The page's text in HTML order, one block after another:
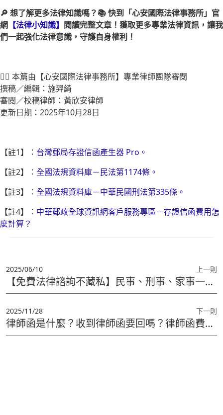
🔎 想了解更多法律知識嗎？📚 快到「心安國際法律事務所」官
網 【法律小知識】 閱讀完整文章！獲取更多專業法律資訊，讓我
們一起強化法律意識，守護自身權利！
👩‍⚖️ 本篇由【心安國際法律事務所】專業律師團隊審閱
撰稿／編輯：施羿綺
審閱／校稿律師：黃欣安律師
更新日期：2025年10月28日
【註1】： 台灣郵局存證信函產生器 Pro。
【註2】： 全國法規資料庫－民法第1174條。
【註3】： 全國法規資料庫－中華民國刑法第335條。
【註4】： 中華郵政全球資訊網客戶服務專區－存證信函費用怎
麼計算？
2025/06/10 上一則
【免費法律諮詢不藏私】民事、刑事、家事一律適用！線上預約1分鐘搞定
2025/11/28 下一則
律師函是什麼？收到律師函要回嗎？律師函費用、回覆範例與存證信函差異一次看懂